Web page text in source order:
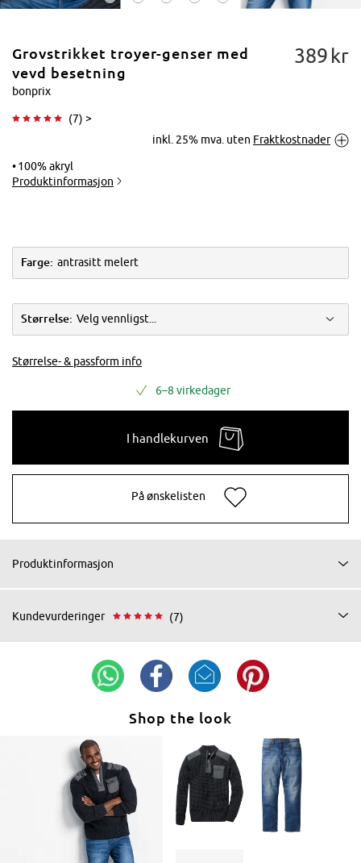
forstørre
Grovstrikket troyer-genser med
vevd besetning
bonprix
(7) >
389 kr
inkl. 25% mva. uten Fraktkostnader
100% akryl
Produktinformasjon
Farge: antrasitt melert
Størrelse: Velg vennligst...
Størrelse- & passform info
6–8 virkedager
I handlekurven
På ønskelisten
Produktinformasjon
Kundevurderinger (7)
Shop the look